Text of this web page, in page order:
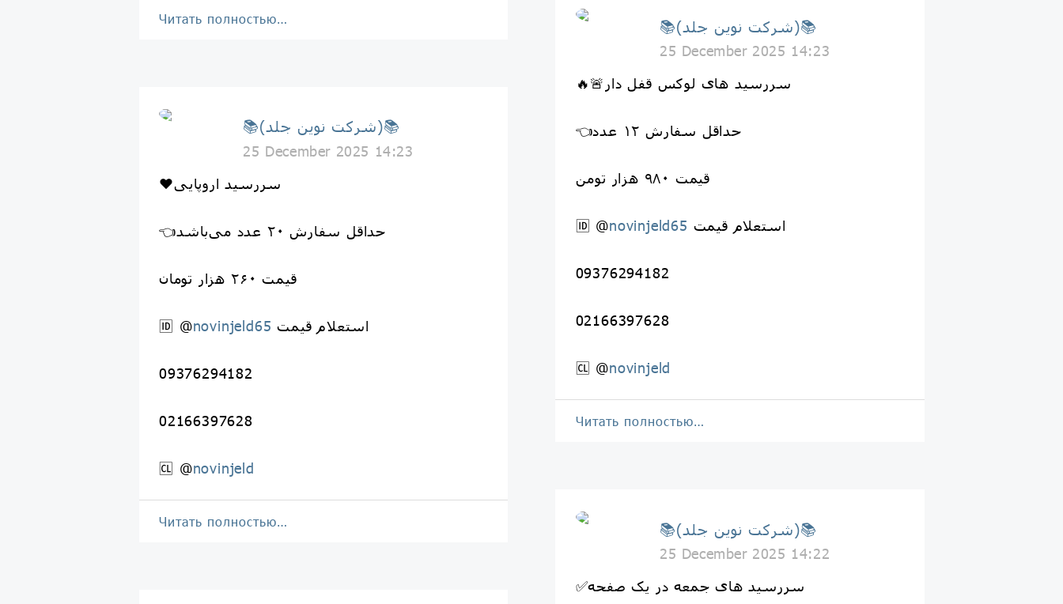
Читать полностью…
📚(شرکت نوین جلد)📚
25 December 2025 14:23
❤️سررسید اروپایی
👈حداقل سفارش ۲۰ عدد می‌باشد
قیمت ۲۶۰ هزار تومان
🆔 @novinjeld65 استعلام قیمت
09376294182
02166397628
🆑 @novinjeld
Читать полностью…
📚(شرکت نوین جلد)📚
25 December 2025 14:23
🔥🚨سررسید های لوکس قفل دار
👈حداقل سفارش ۱۲ عدد
قیمت ۹۸۰ هزار تومن
🆔 @novinjeld65 استعلام قیمت
09376294182
02166397628
🆑 @novinjeld
Читать полностью…
📚(شرکت نوین جلد)📚
25 December 2025 14:22
✅سررسید های جمعه در یک صفحه